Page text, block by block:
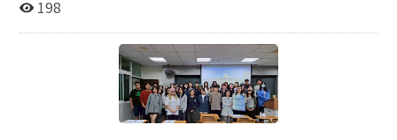
當前語言服務產業現實的專業法語教學（FLE）學生 時
講者： 鄒宏楷 Martin Tzou (台灣法語譯者協會譯者)
198